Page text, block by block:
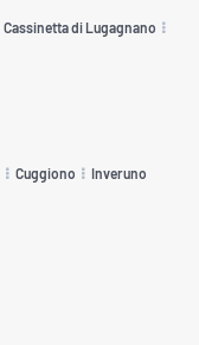
Cassinetta di Lugagnano
Cuggiono Inveruno